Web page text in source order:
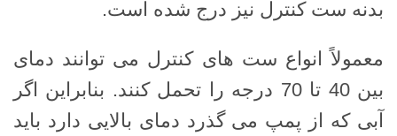
بدنه ست کنترل نیز درج شده است.
معمولاً انواع ست های کنترل می توانند دمای
بین 40 تا 70 درجه را تحمل کنند. بنابراین اگر
آبی که از پمپ می گذرد دمای بالایی دارد باید